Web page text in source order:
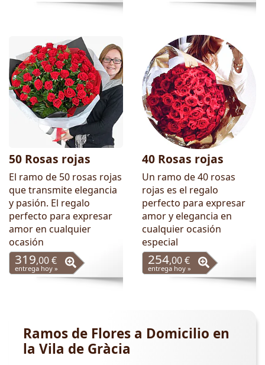
50 Rosas rojas
El ramo de 50 rosas rojas
que transmite elegancia
y pasión. El regalo
perfecto para expresar
amor en cualquier
ocasión
319,00 €
entrega hoy »
40 Rosas rojas
Un ramo de 40 rosas
rojas es el regalo
perfecto para expresar
amor y elegancia en
cualquier ocasión
especial
254,00 €
entrega hoy »
Ramos de Flores a Domicilio en
la Vila de Gràcia